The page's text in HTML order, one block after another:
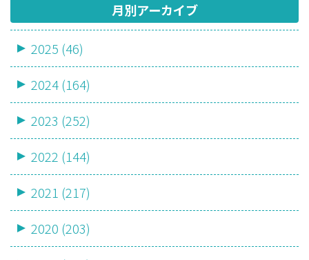
月別アーカイブ
2025 (46)
2024 (164)
2023 (252)
2022 (144)
2021 (217)
2020 (203)